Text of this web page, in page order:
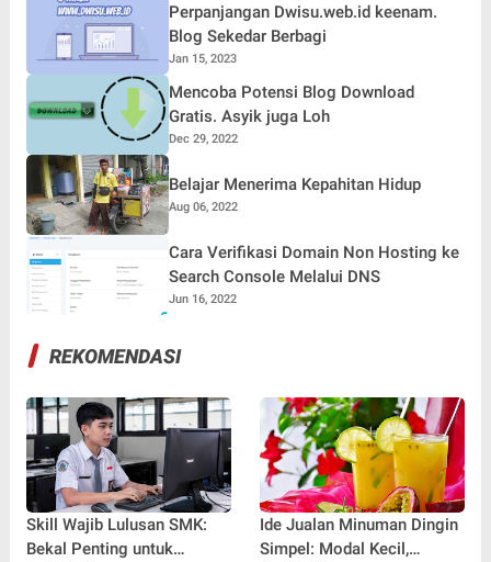
Perpanjangan Dwisu.web.id keenam.
Blog Sekedar Berbagi
Jan 15, 2023
Mencoba Potensi Blog Download
Gratis. Asyik juga Loh
Dec 29, 2022
Belajar Menerima Kepahitan Hidup
Aug 06, 2022
Cara Verifikasi Domain Non Hosting ke
Search Console Melalui DNS
Jun 16, 2022
REKOMENDASI
Skill Wajib Lulusan SMK:
Bekal Penting untuk
Ide Jualan Minuman Dingin
Simpel: Modal Kecil,